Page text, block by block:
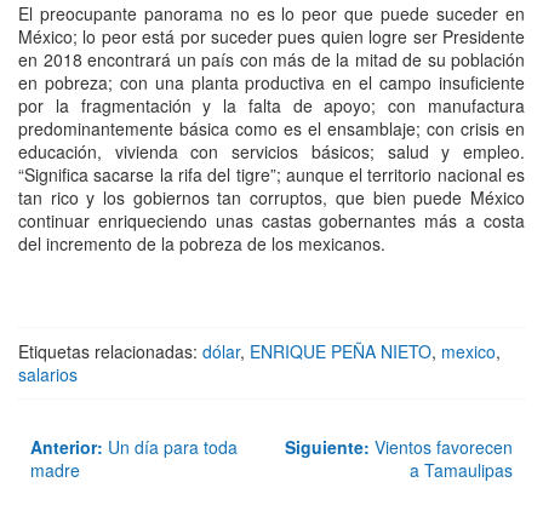
El preocupante panorama no es lo peor que puede suceder en
México; lo peor está por suceder pues quien logre ser Presidente
en 2018 encontrará un país con más de la mitad de su población
en pobreza; con una planta productiva en el campo insuficiente
por la fragmentación y la falta de apoyo; con manufactura
predominantemente básica como es el ensamblaje; con crisis en
educación, vivienda con servicios básicos; salud y empleo.
“Significa sacarse la rifa del tigre”; aunque el territorio nacional es
tan rico y los gobiernos tan corruptos, que bien puede México
continuar enriqueciendo unas castas gobernantes más a costa
del incremento de la pobreza de los mexicanos.
Etiquetas relacionadas: dólar, ENRIQUE PEÑA NIETO, mexico,
salarios
Anterior: Un día para toda
madre
Siguiente: Vientos favorecen
a Tamaulipas